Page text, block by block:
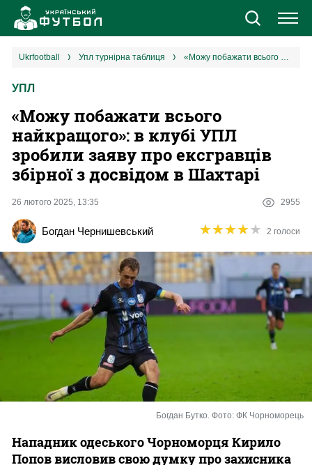
Новини
Єврокубки
УПЛ
2 ліга
Різне
Букмекери
Казино
ukrfootball упл турнірна таблиця «Можу побажати всього найкращого»: в клубі УПЛ зробили заяву про ексгравців збірної з досвідом в Шахтарі
УПЛ
«Можу побажати всього
найкращого»: в клубі УПЛ
зробили заяву про ексгравців
збірної з досвідом в Шахтарі
26 лютого 2025, 13:35 2955
Богдан Чернишевський ★★★★★
★★★★★ 2 голоси
Богдан Бутко. Фото: ФК Чорноморець
Нападник одеського Чорноморця Кирило
Попов висловив свою думку про захисника